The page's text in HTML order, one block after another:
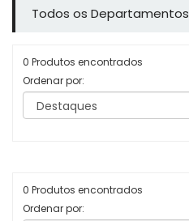
Todos os Departamentos
0 Produtos encontrados
Ordenar por:
0 Produtos encontrados
Ordenar por: